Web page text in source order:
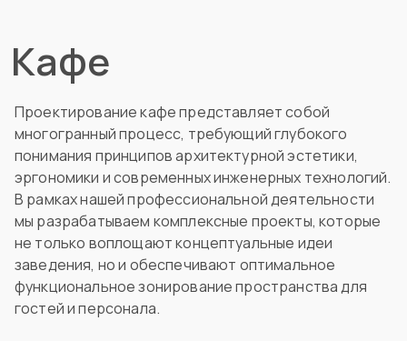
Кафе
Проектирование кафе представляет собой
многогранный процесс, требующий глубокого
понимания принципов архитектурной эстетики,
эргономики и современных инженерных технологий.
В рамках нашей профессиональной деятельности
мы разрабатываем комплексные проекты, которые
не только воплощают концептуальные идеи
заведения, но и обеспечивают оптимальное
функциональное зонирование пространства для
гостей и персонала.